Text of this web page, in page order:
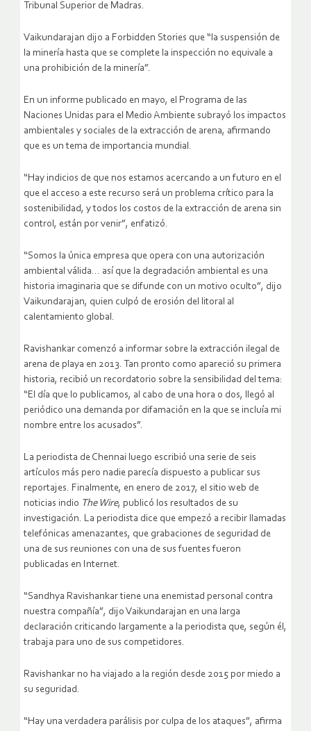
Tribunal Superior de Madras.
Vaikundarajan dijo a Forbidden Stories que “la suspensión de
la minería hasta que se complete la inspección no equivale a
una prohibición de la minería”.
En un informe publicado en mayo, el Programa de las
Naciones Unidas para el Medio Ambiente subrayó los impactos
ambientales y sociales de la extracción de arena, afirmando
que es un tema de importancia mundial.
“Hay indicios de que nos estamos acercando a un futuro en el
que el acceso a este recurso será un problema crítico para la
sostenibilidad, y todos los costos de la extracción de arena sin
control, están por venir”, enfatizó.
“Somos la única empresa que opera con una autorización
ambiental válida… así que la degradación ambiental es una
historia imaginaria que se difunde con un motivo oculto”, dijo
Vaikundarajan, quien culpó de erosión del litoral al
calentamiento global.
Ravishankar comenzó a informar sobre la extracción ilegal de
arena de playa en 2013. Tan pronto como apareció su primera
historia, recibió un recordatorio sobre la sensibilidad del tema:
“El día que lo publicamos, al cabo de una hora o dos, llegó al
periódico una demanda por difamación en la que se incluía mi
nombre entre los acusados”.
La periodista de Chennai luego escribió una serie de seis
artículos más pero nadie parecía dispuesto a publicar sus
reportajes. Finalmente, en enero de 2017, el sitio web de
noticias indio The Wire, publicó los resultados de su
investigación. La periodista dice que empezó a recibir llamadas
telefónicas amenazantes, que grabaciones de seguridad de
una de sus reuniones con una de sus fuentes fueron
publicadas en Internet.
“Sandhya Ravishankar tiene una enemistad personal contra
nuestra compañía”, dijo Vaikundarajan en una larga
declaración criticando largamente a la periodista que, según él,
trabaja para uno de sus competidores.
Ravishankar no ha viajado a la región desde 2015 por miedo a
su seguridad.
“Hay una verdadera parálisis por culpa de los ataques”, afirma